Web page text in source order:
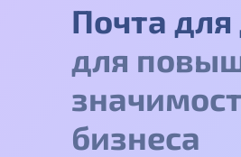
Почта
для
бизнеса